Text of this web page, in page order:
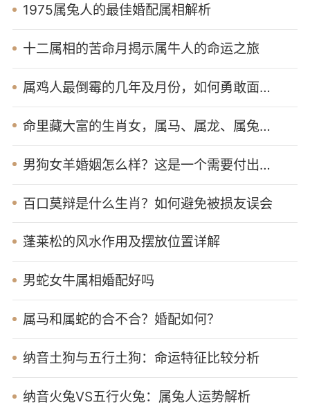
1975属兔人的最佳婚配属相解析
十二属相的苦命月揭示属牛人的命运之旅
属鸡人最倒霉的几年及月份，如何勇敢面对困难
命里藏大富的生肖女，属马、属龙、属兔三大财富收割者！
男狗女羊婚姻怎么样？这是一个需要付出努力的婚姻
百口莫辩是什么生肖？如何避免被损友误会
蓬莱松的风水作用及摆放位置详解
男蛇女牛属相婚配好吗
属马和属蛇的合不合？婚配如何？
纳音土狗与五行土狗：命运特征比较分析
纳音火兔VS五行火兔：属兔人运势解析